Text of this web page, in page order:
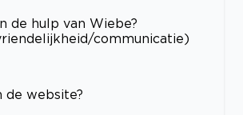
de hulp van Wiebe?
communicatie)
de website?